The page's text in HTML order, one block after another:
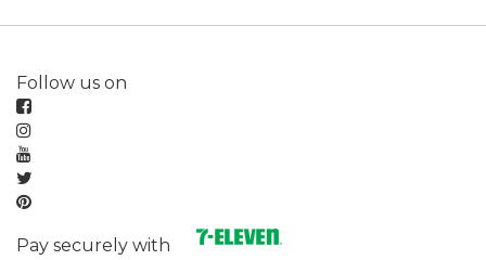
Follow us on
Pay securely with